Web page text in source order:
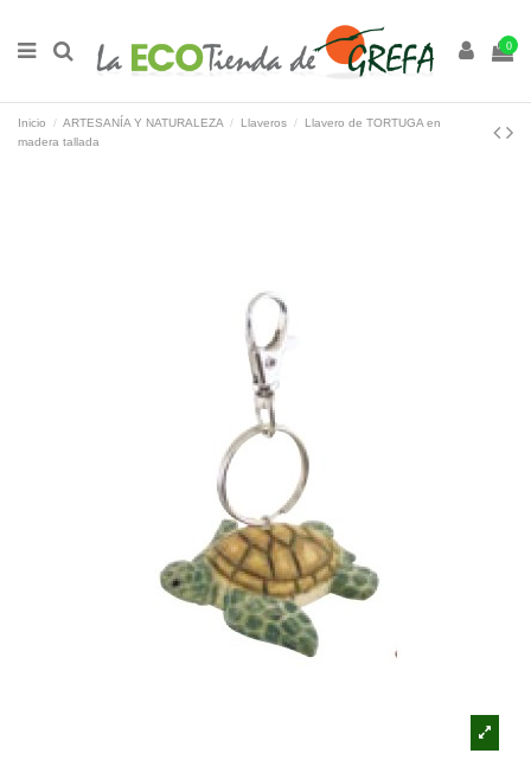
0
Inicio ARTESANÍA Y NATURALEZA Llaveros
Llavero de TORTUGA en
madera tallada